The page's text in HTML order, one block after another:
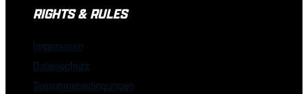
RIGHTS & RULES
Impressum
Datenschutz
Teilnahmebedingungen